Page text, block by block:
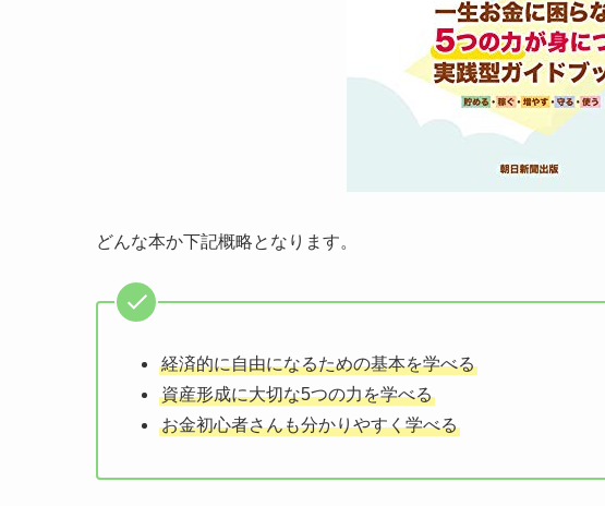
どんな本か下記概略となります。
経済的に自由になるための基本を学べる
資産形成に大切な5つの力を学べる
お金初心者さんも分かりやすく学べる